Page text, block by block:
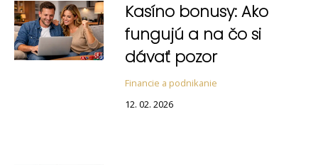
Kasíno bonusy: Ako
fungujú a na čo si
dávať pozor
Financie a podnikanie
12. 02. 2026